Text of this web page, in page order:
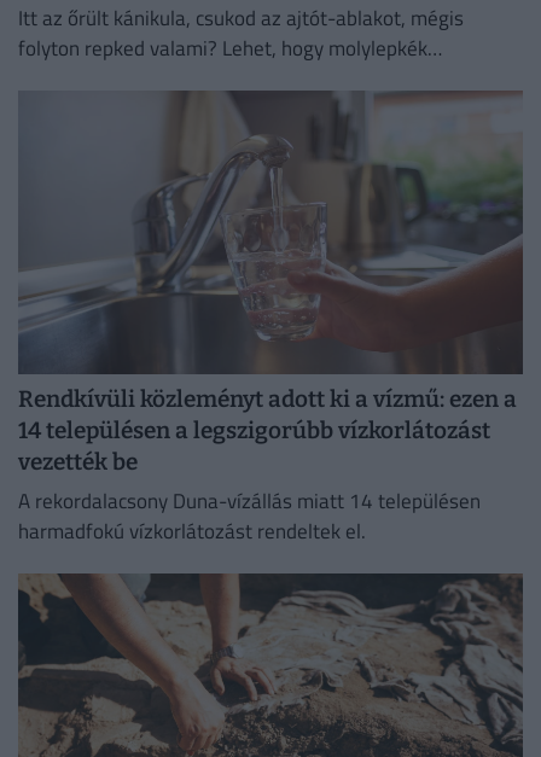
Itt az őrült kánikula, csukod az ajtót-ablakot, mégis
folyton repked valami? Lehet, hogy molylepkék
Rendkívüli közleményt adott ki a vízmű: ezen a
14 településen a legszigorúbb vízkorlátozást
vezették be
A rekordalacsony Duna-vízállás miatt 14 településen
harmadfokú vízkorlátozást rendeltek el.